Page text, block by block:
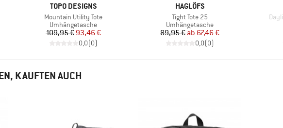
MARKE
TOPO DESIGNS
Artikel
Mountain Utility Tote
Produktgruppe
Umhängetasche
Preis
109,95 €reduzierter Preis
93,46 €
0,0(0)
MARKE
HAGLÖFS
Artikel
Tight Tote 25
Produktgruppe
Umhängetasche
Preis
89,95 € reduzierter Preis
ab 67,46 €
0,0(0)
KAUFTEN AUCH